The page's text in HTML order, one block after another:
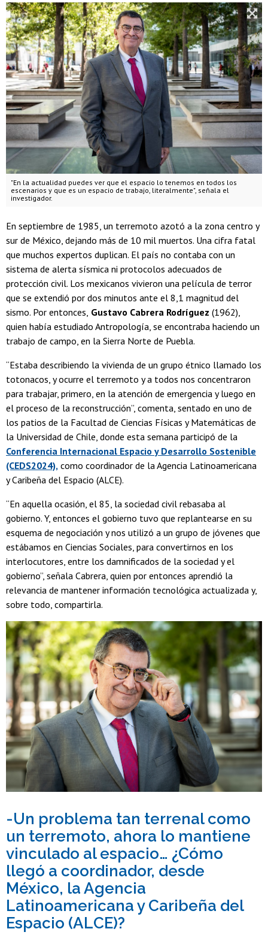
"En la actualidad puedes ver que el espacio lo tenemos en todos los
escenarios y que es un espacio de trabajo, literalmente", señala el
investigador.
En septiembre de 1985, un terremoto azotó a la zona centro y
sur de México, dejando más de 10 mil muertos. Una cifra fatal
que muchos expertos duplican. El país no contaba con un
sistema de alerta sísmica ni protocolos adecuados de
protección civil. Los mexicanos vivieron una película de terror
que se extendió por dos minutos ante el 8,1 magnitud del
sismo. Por entonces, Gustavo Cabrera Rodríguez (1962),
quien había estudiado Antropología, se encontraba haciendo un
trabajo de campo, en la Sierra Norte de Puebla.
“Estaba describiendo la vivienda de un grupo étnico llamado los
totonacos, y ocurre el terremoto y a todos nos concentraron
para trabajar, primero, en la atención de emergencia y luego en
el proceso de la reconstrucción”, comenta, sentado en uno de
los patios de la Facultad de Ciencias Físicas y Matemáticas de
la Universidad de Chile, donde esta semana participó de la
Conferencia Internacional Espacio y Desarrollo Sostenible
(CEDS2024), como coordinador de la Agencia Latinoamericana
y Caribeña del Espacio (ALCE).
“En aquella ocasión, el 85, la sociedad civil rebasaba al
gobierno. Y, entonces el gobierno tuvo que replantearse en su
esquema de negociación y nos utilizó a un grupo de jóvenes que
estábamos en Ciencias Sociales, para convertirnos en los
interlocutores, entre los damnificados de la sociedad y el
gobierno”, señala Cabrera, quien por entonces aprendió la
relevancia de mantener información tecnológica actualizada y,
sobre todo, compartirla.
-Un problema tan terrenal como
un terremoto, ahora lo mantiene
vinculado al espacio… ¿Cómo
llegó a coordinador, desde
México, la Agencia
Latinoamericana y Caribeña del
Espacio (ALCE)?